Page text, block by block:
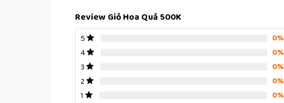
Review Giỏ Hoa Quả 500K
5 0%
4
0%
3
0%
2
0%
1
0%